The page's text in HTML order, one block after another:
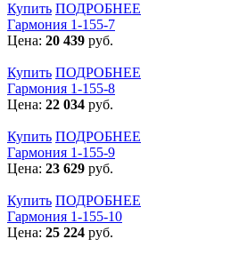
Купить ПОДРОБНЕЕ
Гармония 1-155-7
Цена: 20 439 руб.
Купить ПОДРОБНЕЕ
Гармония 1-155-8
Цена: 22 034 руб.
Купить ПОДРОБНЕЕ
Гармония 1-155-9
Цена: 23 629 руб.
Купить ПОДРОБНЕЕ
Гармония 1-155-10
Цена: 25 224 руб.